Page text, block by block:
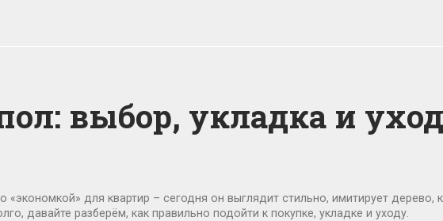
выбор, укладка и
«экономкой» для квартир – сегодня он выглядит стильно, имитирует дерево,
давайте разберём, как правильно подойти к покупке, укладке и уходу.